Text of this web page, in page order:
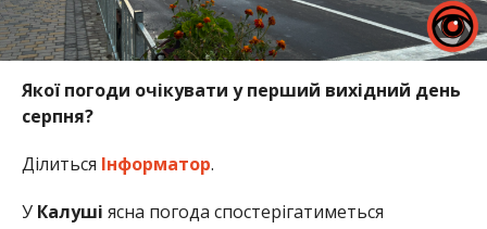
Якої погоди очікувати у перший вихідний день
серпня?
Ділиться Інформатор.
У Калуші ясна погода спостерігатиметься